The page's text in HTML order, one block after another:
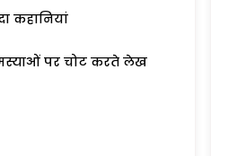
कहानियां
पर चोट करते लेख